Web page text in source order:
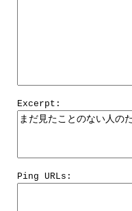
Excerpt:
Ping URLs: